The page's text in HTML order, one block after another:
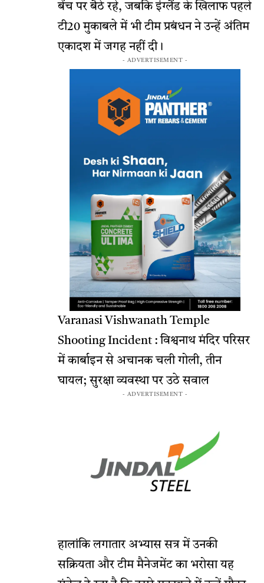
बेंच पर बैठे रहे, जबकि इंग्लैंड के खिलाफ पहले
टी20 मुकाबले में भी टीम प्रबंधन ने उन्हें अंतिम
एकादश में जगह नहीं दी।
- ADVERTISEMENT -
Varanasi Vishwanath Temple
Shooting Incident : विश्वनाथ मंदिर परिसर
में कार्बाइन से अचानक चली गोली, तीन
घायल; सुरक्षा व्यवस्था पर उठे सवाल
- ADVERTISEMENT -
हालांकि लगातार अभ्यास सत्र में उनकी
सक्रियता और टीम मैनेजमेंट का भरोसा यह